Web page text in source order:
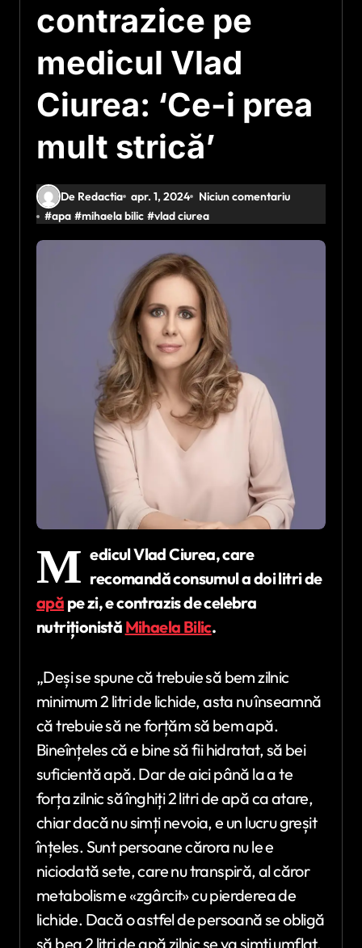
contrazice pe
medicul Vlad
Ciurea: ‘Ce-i prea
mult strică’
De Redactia apr. 1, 2024
Niciun comentariu
#apa #mihaela bilic #vlad ciurea
M edicul Vlad Ciurea, care
recomandă consumul a doi litri de
apă pe zi, e contrazis de celebra
nutriționistă Mihaela Bilic.
„Deși se spune că trebuie să bem zilnic
minimum 2 litri de lichide, asta nu înseamnă
că trebuie să ne forțăm să bem apă.
Bineînțeles că e bine să fii hidratat, să bei
suficientă apă. Dar de aici până la a te
forța zilnic să înghiți 2 litri de apă ca atare,
chiar dacă nu simți nevoia, e un lucru greșit
înțeles. Sunt persoane cărora nu le e
niciodată sete, care nu transpiră, al căror
metabolism e «zgârcit» cu pierderea de
lichide. Dacă o astfel de persoană se obligă
să bea 2 litri de apă zilnic se va simți umflat,